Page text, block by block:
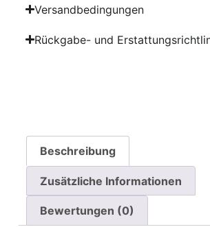
Versandbedingungen
Rückgabe- und
Beschreibung
Zusätzliche Informationen
Bewertungen (0)